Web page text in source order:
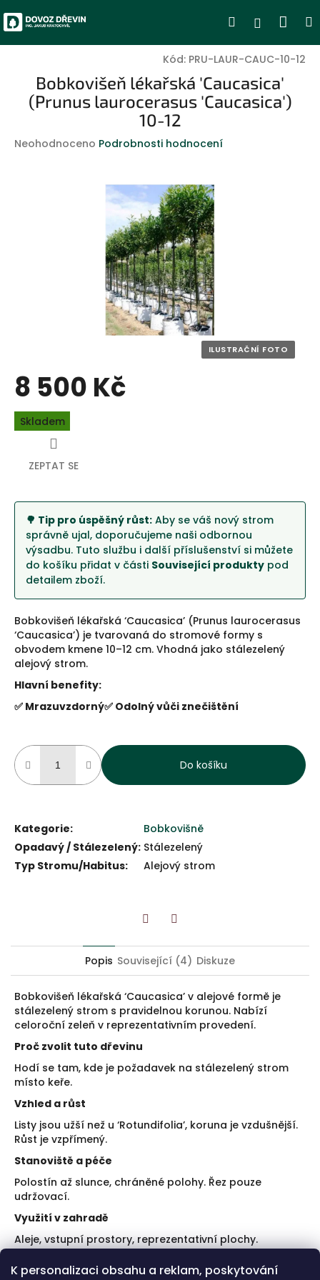
K personalizaci obsahu a reklam, poskytování
na
obsah
Hledat
Kód: PRU-LAUR-CAUC-10-12
Bobkovišeň lékařská 'Caucasica'
(Prunus laurocerasus 'Caucasica')
10-12
Průměrné
Neohodnoceno Podrobnosti hodnocení
8 500 Kč
Měrná
cena:
Skladem
Do košíku
🌳 Tip pro úspěšný růst: Aby se váš nový strom
správně ujal, doporučujeme naši odbornou
výsadbu. Tuto službu i další příslušenství si můžete
do košíku přidat v části Související produkty pod
detailem zboží.
Bobkovišeň lékařská ‘Caucasica’ (Prunus laurocerasus
‘Caucasica’) je tvarovaná do stromové formy s
obvodem kmene 10–12 cm. Vhodná jako stálezelený
alejový strom.
Hlavní benefity:
✅ Mrazuvzdorný✅ Odolný vůči znečištění
Kategorie:
Bobkovišně
Opadavý / Stálezelený: Stálezelený
Typ Stromu/Habitus: Alejový strom
ZEPTAT SE
Popis Související (4) Diskuze
Bobkovišeň lékařská ‘Caucasica’ v alejové formě je
stálezelený strom s pravidelnou korunou. Nabízí
celoroční zeleň v reprezentativním provedení.
Proč zvolit tuto dřevinu
Hodí se tam, kde je požadavek na stálezelený strom
místo keře.
Vzhled a růst
Listy jsou užší než u ‘Rotundifolia’, koruna je vzdušnější.
Růst je vzpřímený.
Stanoviště a péče
Polostín až slunce, chráněné polohy. Řez pouze
udržovací.
Využití v zahradě
Aleje, vstupní prostory, reprezentativní plochy.